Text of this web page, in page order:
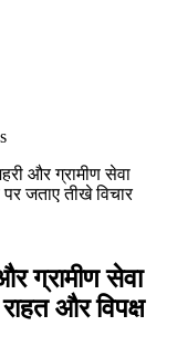
और ग्रामीण सेवा
पर जताए तीखे विचार
ग्रामीण सेवा
और विपक्ष